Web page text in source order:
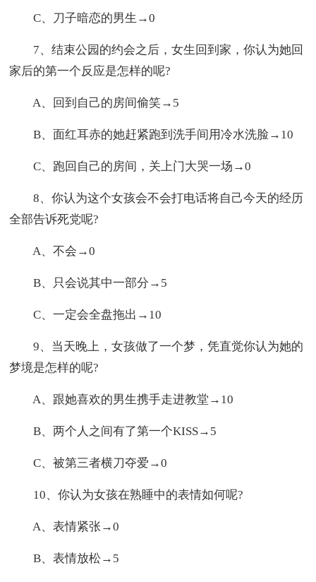
C、刀子暗恋的男生→0
7、结束公园的约会之后，女生回到家，你认为她回
家后的第一个反应是怎样的呢?
A、回到自己的房间偷笑→5
B、面红耳赤的她赶紧跑到洗手间用冷水洗脸→10
C、跑回自己的房间，关上门大哭一场→0
8、你认为这个女孩会不会打电话将自己今天的经历
全部告诉死党呢?
A、不会→0
B、只会说其中一部分→5
C、一定会全盘拖出→10
9、当天晚上，女孩做了一个梦，凭直觉你认为她的
梦境是怎样的呢?
A、跟她喜欢的男生携手走进教堂→10
B、两个人之间有了第一个KISS→5
C、被第三者横刀夺爱→0
10、你认为女孩在熟睡中的表情如何呢?
A、表情紧张→0
B、表情放松→5